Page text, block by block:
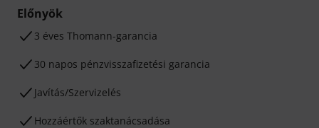
Előnyök
3 éves Thomann-garancia
30 napos pénzvisszafizetési garancia
Javítás/Szervizelés
Hozzáértők szaktanácsadása